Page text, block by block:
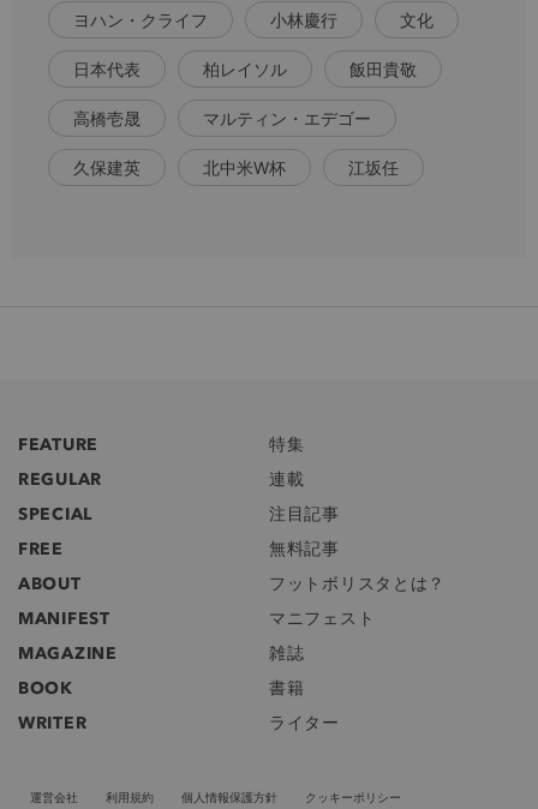
ヨハン・クライフ 小林慶行 文化
日本代表 柏レイソル 飯田貴敬
高橋壱晟 マルティン・エデゴー
久保建英 北中米W杯 江坂任
FEATURE
特集
REGULAR
連載
SPECIAL
注目記事
FREE
無料記事
ABOUT
フットボリスタとは？
MANIFEST
マニフェスト
MAGAZINE
雑誌
BOOK
書籍
WRITER
ライター
運営会社 利用規約 個人情報保護方針 クッキーポリシー